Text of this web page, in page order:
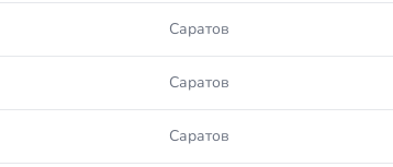
Саратов
Саратов
Саратов